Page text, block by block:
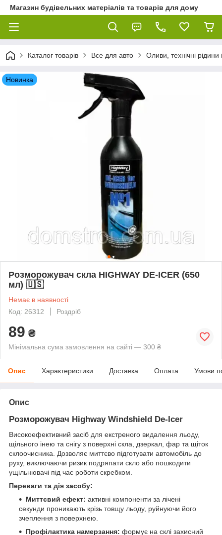
Магазин будівельних матеріалів та товарів для дому
Каталог товарів Все для авто Оливи, технічні рідини
Новинка
Розморожувач скла HIGHWAY DE-ICER (650
мл) 🇺🇸
Немає в наявності
Код: 26312
Роздріб
89 ₴
Мінімальна сума замовлення на сайті — 300 ₴
Опис Характеристики Доставка Оплата Умови
Опис
Розморожувач Highway Windshield De-Icer
Високоефективний засіб для екстреного видалення льоду,
щільного інею та снігу з поверхні скла, дзеркал, фар та щіток
склоочисника. Дозволяє миттєво підготувати автомобіль до
руху, виключаючи ризик подряпати скло або пошкодити
ущільнювачі під час роботи скребком.
Переваги та дія засобу:
Миттєвий ефект: активні компоненти за лічені
секунди проникають крізь товщу льоду, руйнуючи його
зчеплення з поверхнею.
Профілактика намерзання: формує на склі захисний